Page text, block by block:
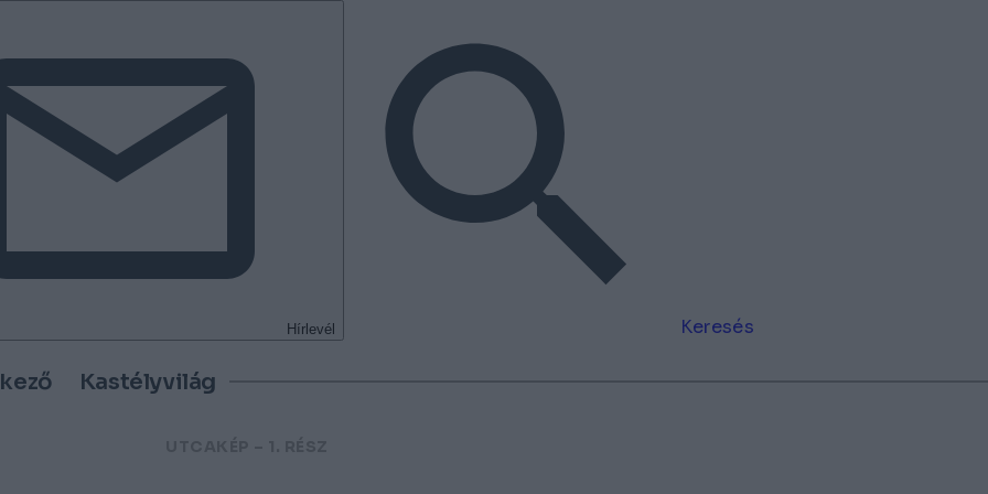
Hírlevél Keresés
Kastélyvilág